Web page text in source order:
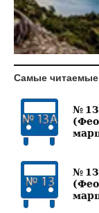
Самые читаемые
№
№